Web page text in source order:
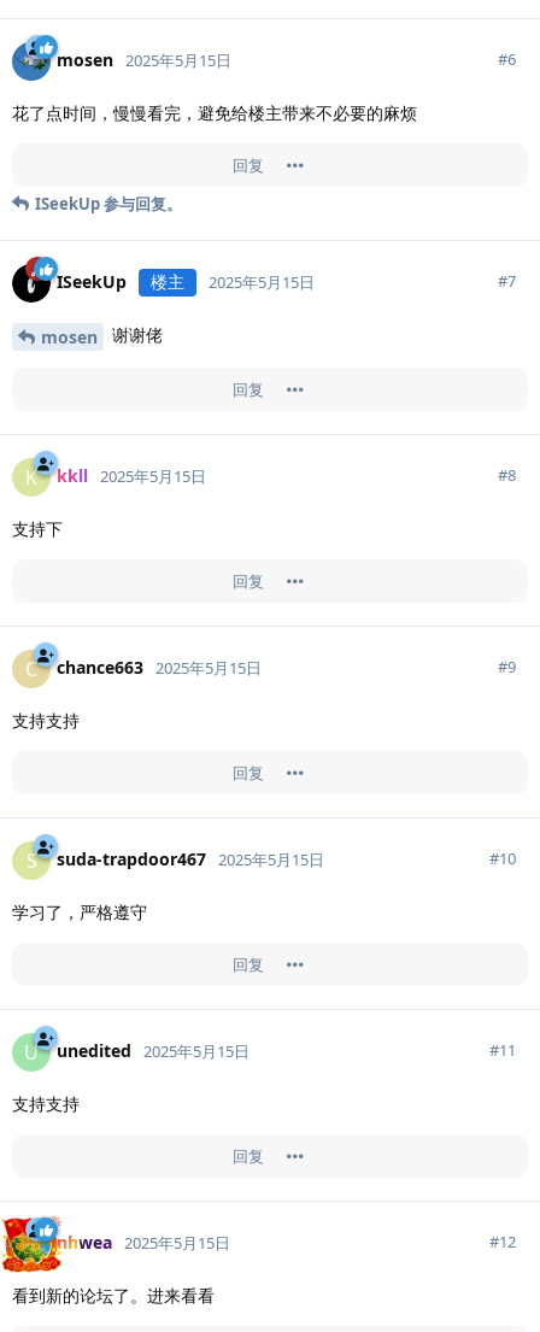
mosen 2025年5月15日 #6
花了点时间，慢慢看完，避免给楼主带来不必要的麻烦
回复
ISeekUp参与回复。
ISeekUp 楼主 2025年5月15日 #7
mosen 谢谢佬
回复
K kkll 2025年5月15日 #8
支持下
回复
C chance663 2025年5月15日 #9
支持支持
回复
S suda-trapdoor467 2025年5月15日 #10
学习了，严格遵守
回复
U unedited 2025年5月15日 #11
支持支持
回复
nhwea 2025年5月15日 #12
看到新的论坛了。进来看看